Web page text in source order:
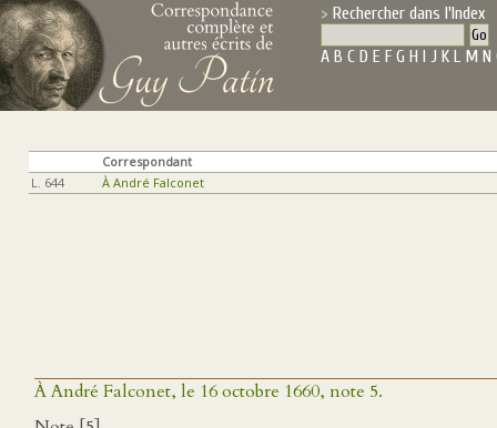
Rechercher dans l'Index
A B C D E F G H I J K L M N